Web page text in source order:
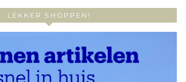
LEKKER SHOPPEN!